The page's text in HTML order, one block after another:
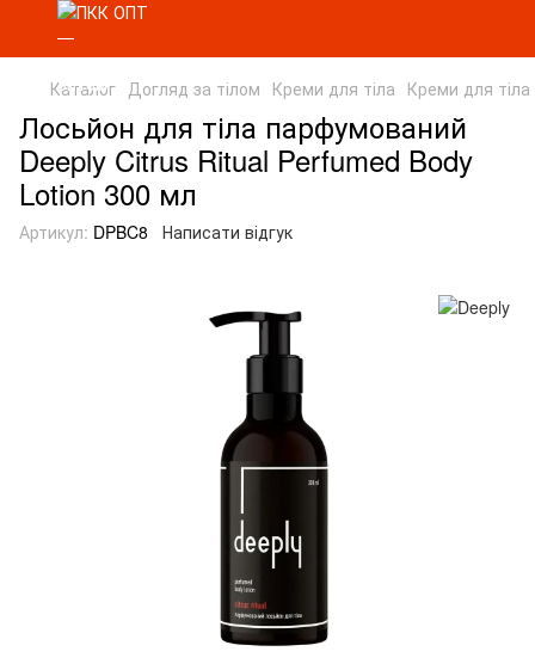
Каталог Догляд за тілом Креми для тіла Креми для
Лосьйон для тіла парфумований
Deeply Citrus Ritual Perfumed Body
Lotion 300 мл
Артикул: DPBC8 Написати відгук